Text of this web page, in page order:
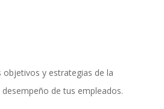
& Attendance by Workforce Software
y estrategias de la
de tus empleados.